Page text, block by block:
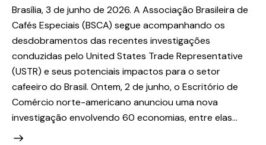
Brasília, 3 de junho de 2026. A Associação Brasileira de
Cafés Especiais (BSCA) segue acompanhando os
desdobramentos das recentes investigações
conduzidas pelo United States Trade Representative
(USTR) e seus potenciais impactos para o setor
cafeeiro do Brasil. Ontem, 2 de junho, o Escritório de
Comércio norte-americano anunciou uma nova
investigação envolvendo 60 economias, entre elas…